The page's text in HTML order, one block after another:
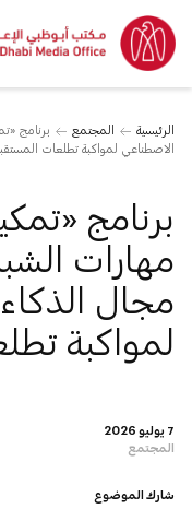
الرئيسية المجتمع
الاصطناعي لمواكبة تطلعات
7 يوليو 2026
المجتمع
مهارات
مجال
لمواكبة
شارك الموضوع